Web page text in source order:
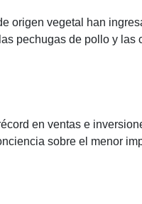
origen vegetal han
pechugas de pollo y
en ventas e
sobre el menor